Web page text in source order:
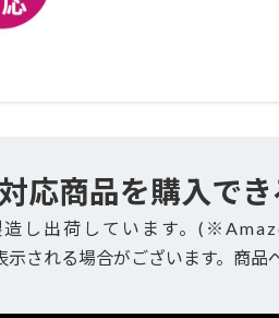
応商品を購入で
し出荷しています。
される場合がございます。商品